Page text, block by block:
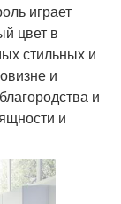
играет
цвет в
стильных и
и
и
и